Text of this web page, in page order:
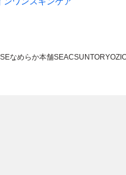
なめらか本舗SEACSUNTORY